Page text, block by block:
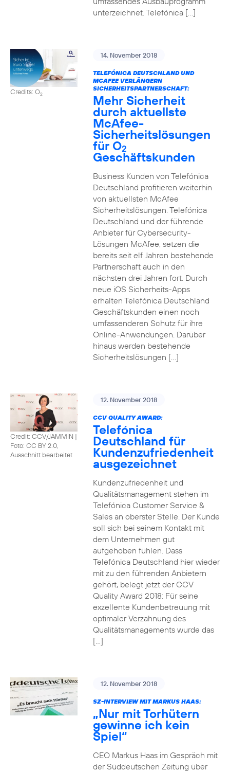
unterzeichnet. Telefónica […]
Credits: O2
14. November 2018
TELEFÓNICA DEUTSCHLAND UND
MCAFEE VERLÄNGERN
SICHERHEITSPARTNERSCHAFT:
Mehr Sicherheit
durch aktuellste
McAfee-
Sicherheitslösungen
für O2
Geschäftskunden
Business Kunden von Telefónica
Deutschland profitieren weiterhin
von aktuellsten McAfee
Sicherheitslösungen. Telefónica
Deutschland und der führende
Anbieter für Cybersecurity-
Lösungen McAfee, setzen die
bereits seit elf Jahren bestehende
Partnerschaft auch in den
nächsten drei Jahren fort. Durch
neue iOS Sicherheits-Apps
erhalten Telefónica Deutschland
Geschäftskunden einen noch
umfassenderen Schutz für ihre
Online-Anwendungen. Darüber
hinaus werden bestehende
Sicherheitslösungen […]
Credit: CCV/JAMMIN |
Foto: CC BY 2.0,
Ausschnitt bearbeitet
12. November 2018
CCV QUALITY AWARD:
Telefónica
Deutschland für
Kundenzufriedenheit
ausgezeichnet
Kundenzufriedenheit und
Qualitätsmanagement stehen im
Telefónica Customer Service &
Sales an oberster Stelle. Der Kunde
soll sich bei seinem Kontakt mit
dem Unternehmen gut
aufgehoben fühlen. Dass
Telefónica Deutschland hier wieder
mit zu den führenden Anbietern
gehört, belegt jetzt der CCV
Quality Award 2018: Für seine
exzellente Kundenbetreuung mit
optimaler Verzahnung des
Qualitätsmanagements wurde das
[…]
12. November 2018
SZ-INTERVIEW MIT MARKUS HAAS:
„Nur mit Torhütern
gewinne ich kein
Spiel“
CEO Markus Haas im Gespräch mit
der Süddeutschen Zeitung über